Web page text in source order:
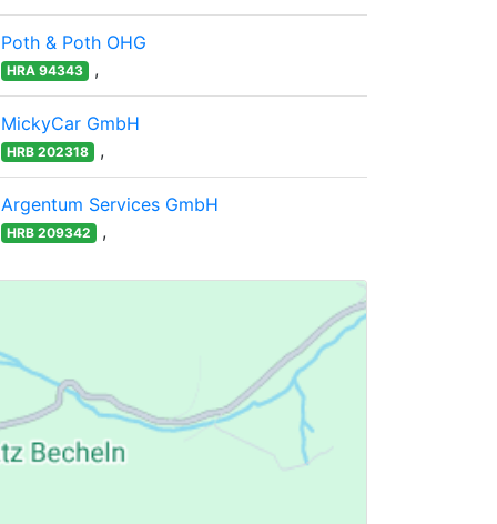
Poth & Poth OHG
HRA 94343 ,
MickyCar GmbH
HRB 202318 ,
Argentum Services GmbH
HRB 209342 ,